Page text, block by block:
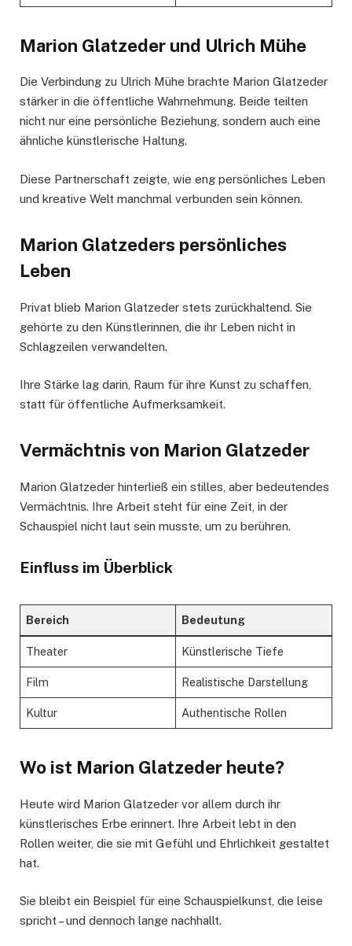
Marion Glatzeder und Ulrich Mühe
Die Verbindung zu Ulrich Mühe brachte Marion Glatzeder
stärker in die öffentliche Wahrnehmung. Beide teilten
nicht nur eine persönliche Beziehung, sondern auch eine
ähnliche künstlerische Haltung.
Diese Partnerschaft zeigte, wie eng persönliches Leben
und kreative Welt manchmal verbunden sein können.
Marion Glatzeders persönliches
Leben
Privat blieb Marion Glatzeder stets zurückhaltend. Sie
gehörte zu den Künstlerinnen, die ihr Leben nicht in
Schlagzeilen verwandelten.
Ihre Stärke lag darin, Raum für ihre Kunst zu schaffen,
statt für öffentliche Aufmerksamkeit.
Vermächtnis von Marion Glatzeder
Marion Glatzeder hinterließ ein stilles, aber bedeutendes
Vermächtnis. Ihre Arbeit steht für eine Zeit, in der
Schauspiel nicht laut sein musste, um zu berühren.
Einfluss im Überblick
Bereich Bedeutung
Theater Künstlerische Tiefe
Film Realistische Darstellung
Kultur Authentische Rollen
Wo ist Marion Glatzeder heute?
Heute wird Marion Glatzeder vor allem durch ihr
künstlerisches Erbe erinnert. Ihre Arbeit lebt in den
Rollen weiter, die sie mit Gefühl und Ehrlichkeit gestaltet
hat.
Sie bleibt ein Beispiel für eine Schauspielkunst, die leise
spricht – und dennoch lange nachhallt.